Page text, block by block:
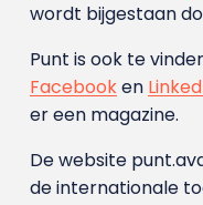
wordt bijgestaan
Punt is ook te
Facebooken
er een magazine.
De website
de internationale